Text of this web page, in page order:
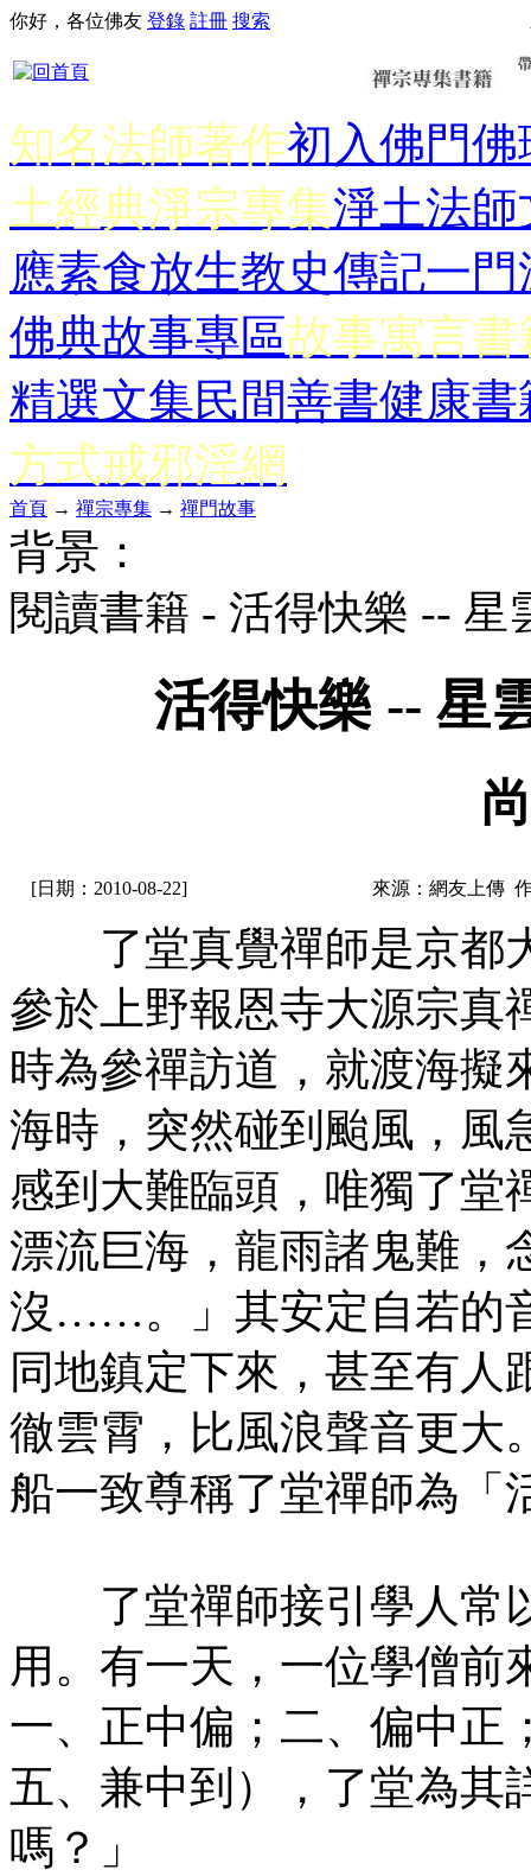
你好，各位佛友 登錄 註冊 搜索
知名法師著作初入佛門佛
土經典淨宗專集淨土法師
應素食放生教史傳記一門
佛典故事專區故事寓言書
精選文集民間善書健康書
方式戒邪淫網
首頁 → 禪宗專集 → 禪門故事
背景：
閱讀書籍 - 活得快樂 --
活得快樂 -- 星
[日期：2010-08-22] 來源：網友上傳
了堂真覺禪師是京都
參於上野報恩寺大源宗真
時為參禪訪道，就渡海擬
海時，突然碰到颱風，風
感到大難臨頭，唯獨了堂
漂流巨海，龍雨諸鬼難，
沒……。」其安定自若的
同地鎮定下來，甚至有人
徹雲霄，比風浪聲音更大
船一致尊稱了堂禪師為「
了堂禪師接引學人常
用。有一天，一位學僧前
一、正中偏；二、偏中正
五、兼中到），了堂為其
嗎？」